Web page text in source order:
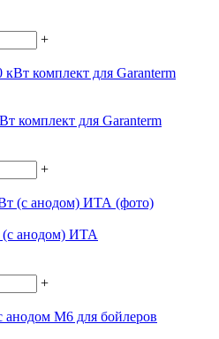
+
комплект для Garanterm
+
анодом) ИТА
+